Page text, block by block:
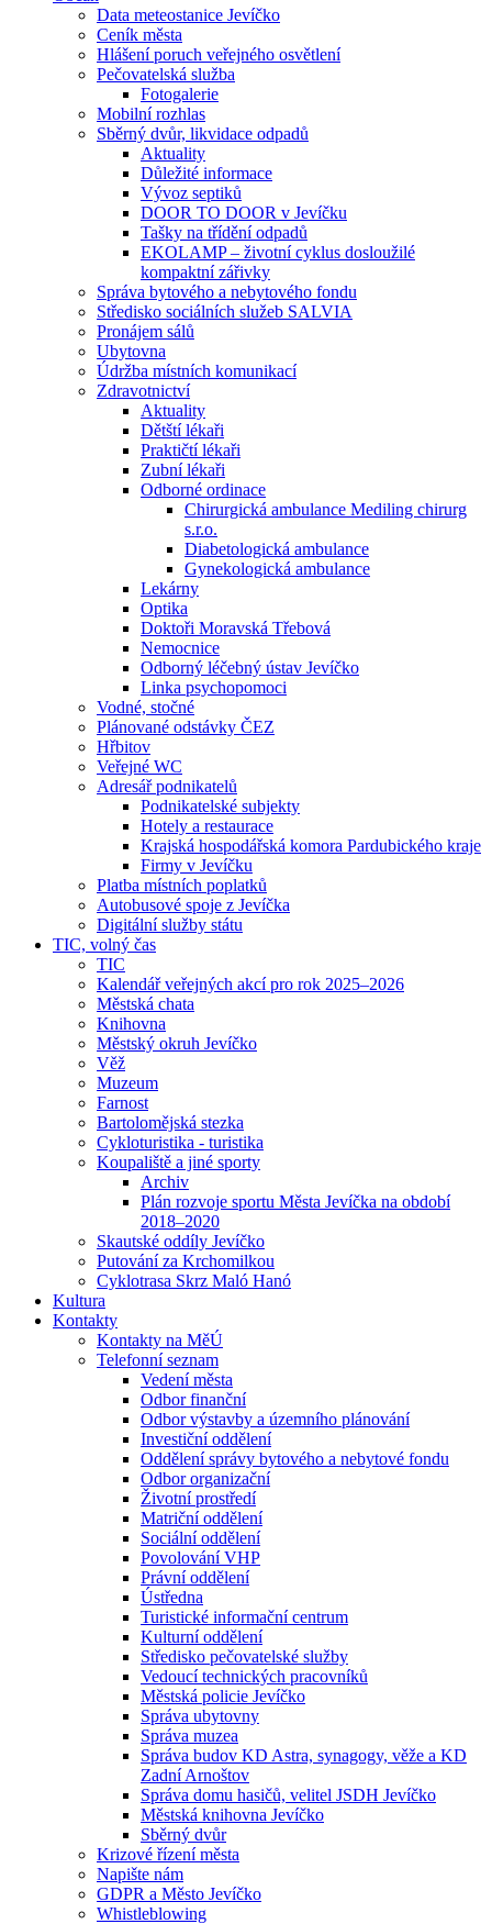
Data meteostanice Jevíčko
Ceník města
Hlášení poruch veřejného osvětlení
Pečovatelská služba
Fotogalerie
Mobilní rozhlas
Sběrný dvůr, likvidace odpadů
Aktuality
Důležité informace
Vývoz septiků
DOOR TO DOOR v Jevíčku
Tašky na třídění odpadů
EKOLAMP – životní cyklus dosloužilé
kompaktní zářivky
Správa bytového a nebytového fondu
Středisko sociálních služeb SALVIA
Pronájem sálů
Ubytovna
Údržba místních komunikací
Zdravotnictví
Aktuality
Dětští lékaři
Praktičtí lékaři
Zubní lékaři
Odborné ordinace
Chirurgická ambulance Mediling chirurg
s.r.o.
Diabetologická ambulance
Gynekologická ambulance
Lekárny
Optika
Doktoři Moravská Třebová
Nemocnice
Odborný léčebný ústav Jevíčko
Linka psychopomoci
Vodné, stočné
Plánované odstávky ČEZ
Hřbitov
Veřejné WC
Adresář podnikatelů
Podnikatelské subjekty
Hotely a restaurace
Krajská hospodářská komora Pardubického kraje
Firmy v Jevíčku
Platba místních poplatků
Autobusové spoje z Jevíčka
Digitální služby státu
TIC, volný čas
TIC
Kalendář veřejných akcí pro rok 2025–2026
Městská chata
Knihovna
Městský okruh Jevíčko
Věž
Muzeum
Farnost
Bartolomějská stezka
Cykloturistika - turistika
Koupaliště a jiné sporty
Archiv
Plán rozvoje sportu Města Jevíčka na období
2018–2020
Skautské oddíly Jevíčko
Putování za Krchomilkou
Cyklotrasa Skrz Maló Hanó
Kultura
Kontakty
Kontakty na MěÚ
Telefonní seznam
Vedení města
Odbor finanční
Odbor výstavby a územního plánování
Investiční oddělení
Oddělení správy bytového a nebytové fondu
Odbor organizační
Životní prostředí
Matriční oddělení
Sociální oddělení
Povolování VHP
Právní oddělení
Ústředna
Turistické informační centrum
Kulturní oddělení
Středisko pečovatelské služby
Vedoucí technických pracovníků
Městská policie Jevíčko
Správa ubytovny
Správa muzea
Správa budov KD Astra, synagogy, věže a KD
Zadní Arnoštov
Správa domu hasičů, velitel JSDH Jevíčko
Městská knihovna Jevíčko
Sběrný dvůr
Krizové řízení města
Napište nám
GDPR a Město Jevíčko
Whistleblowing